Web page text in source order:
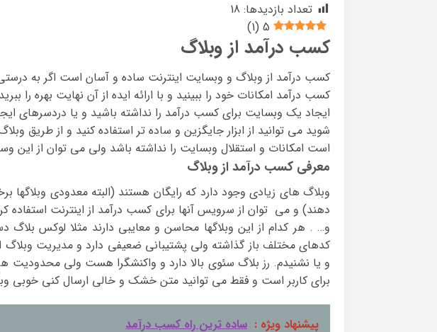
تعداد بازدیدها: 18
5
(
1
)
کسب درآمد از وبلاگ
کسب درآمد از وبلاگ و وبسایت اینترنت ساده و آسان است اگر به درستی
کسب درآمد امکانات خود را ببینید و با ارائه ایده از آن نهایت بهره را
ایجاد یک وبسایت برای کسب درآمد را نداشته باشید و یا دردسرهای
شوید می توانید از ابزار جایگزین و ساده تر استفاده کنید و از طریق
است امکانات و استقلال وبسایت را نداشته باشد ولی می توان از این
معرفی کسب درآمد از وبلاگ
وبلاگ های زیادی وجود دارد که رایگان هستند (البته معدودی وبلاگها
دهند) و می توان از سرویس آنها برای کسب درآمد از اینترنت استفاده
و… . هر کدام از این وبلاگها محاسن و معایبی دارند مثلا لوکس بلاگ
کدهای مختلف باز گذاشته ولی پشتیبانی ضعیفی دارد و مدیریت
و یا نشنیدم. رز بلاگ سئوی بالا دارد و واکنشگرا هست ولی محدودیت
برای کاربر است و فقط می توانید متن خشک و خالی ارسال کنی خوبی
پیشنهاد ویژه : ساده ترین راه کسب درآمد